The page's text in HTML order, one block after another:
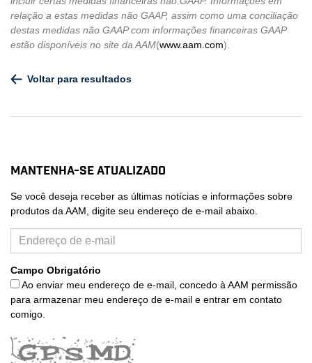
relação a estas medidas não GAAP, assim como uma conciliação
destas medidas não GAAP com informações financeiras GAAP
estão disponíveis no site da AAM(www.aam.com).
Voltar para resultados
Mantenha-se atualizado
Se você deseja receber as últimas notícias e informações sobre
produtos da AAM, digite seu endereço de e-mail abaixo.
Campo Obrigatório
Ao enviar meu endereço de e-mail, concedo à AAM permissão
para armazenar meu endereço de e-mail e entrar em contato
comigo.